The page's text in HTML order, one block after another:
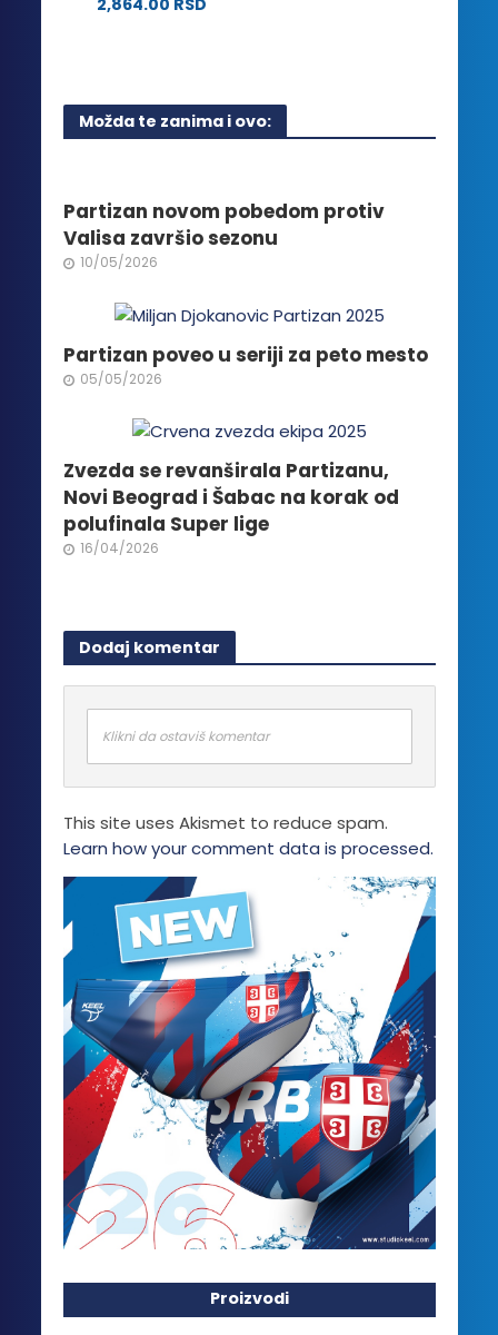
izabrane
2,864.00 RSD
više
varijanti.
biti
izabrane
na
proizvoda.
Možda te zanima i ovo:
Partizan novom pobedom protiv
Valisa završio sezonu
10/05/2026
Partizan poveo u seriji za peto mesto
05/05/2026
Zvezda se revanširala Partizanu,
Novi Beograd i Šabac na korak od
polufinala Super lige
16/04/2026
Dodaj komentar
Klikni da ostaviš komentar
This site uses Akismet to reduce spam.
Learn how your comment data is processed.
Proizvodi